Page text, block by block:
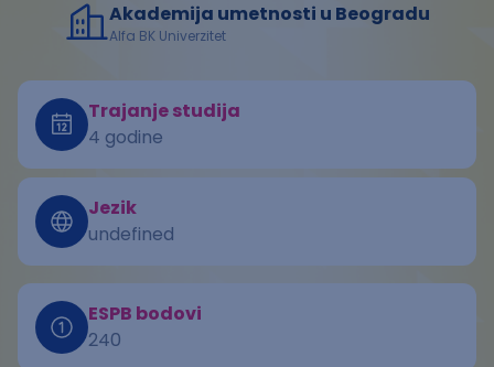
Akademija umetnosti u Beogradu
Alfa BK Univerzitet
Trajanje studija
4 godine
Jezik
undefined
ESPB bodovi
240